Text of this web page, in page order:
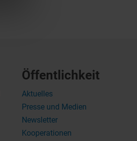
Öffentlichkeit
Aktuelles
Presse und Medien
Newsletter
Kooperationen